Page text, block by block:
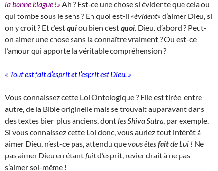
la bonne blague !» Ah ? Est-ce une chose si évidente que cela ou
qui tombe sous le sens ? En quoi est-il «évident» d’aimer Dieu, si
on y croit ? Et c’estquiou bien c’estquoi , Dieu, d’abord ? Peut-
on aimer une chose sans la connaître vraiment ? Ou est-ce
l’amour qui apporte la véritable compréhension ?
« Tout est fait d’esprit et l’esprit est Dieu. »
Vous connaissez cette Loi Ontologique ? Elle est tirée, entre
autre, de la Bible originelle mais se trouvait auparavant dans
des textes bien plus anciens, dont les Shiva Sutra , par exemple.
Si vous connaissez cette Loi donc, vous auriez tout intérêt à
aimer Dieu, n’est-ce pas, attendu quevous êtesfaitde Lui ! Ne
pas aimer Dieu en étantfaitd’esprit, reviendrait à ne pas
s’aimer soi-même !